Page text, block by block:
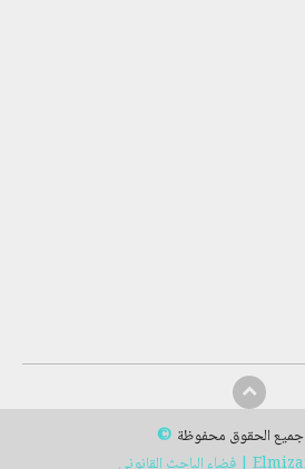
جميع الحقوق محفوظة ©